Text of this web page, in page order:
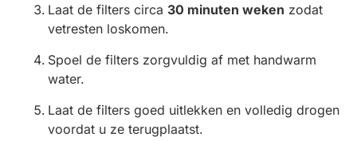
Laat de filters circa 30 minuten weken zodat
vetresten loskomen.
Spoel de filters zorgvuldig af met handwarm
water.
Laat de filters goed uitlekken en volledig drogen
voordat u ze terugplaatst.